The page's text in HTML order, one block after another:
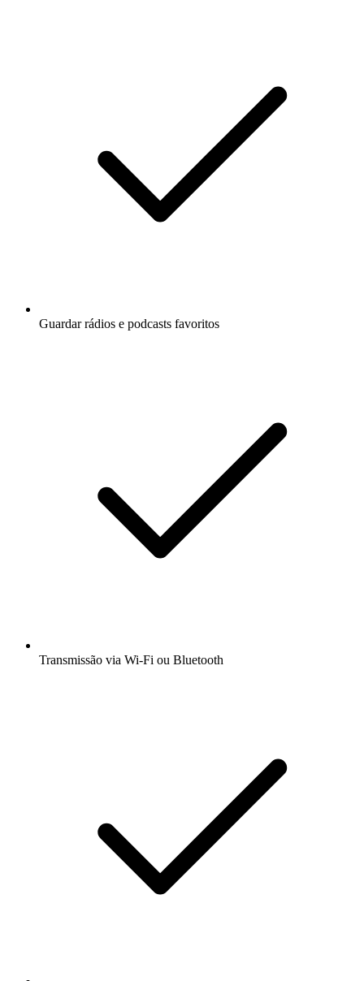
Guardar rádios e podcasts favoritos
Transmissão via Wi-Fi ou Bluetooth